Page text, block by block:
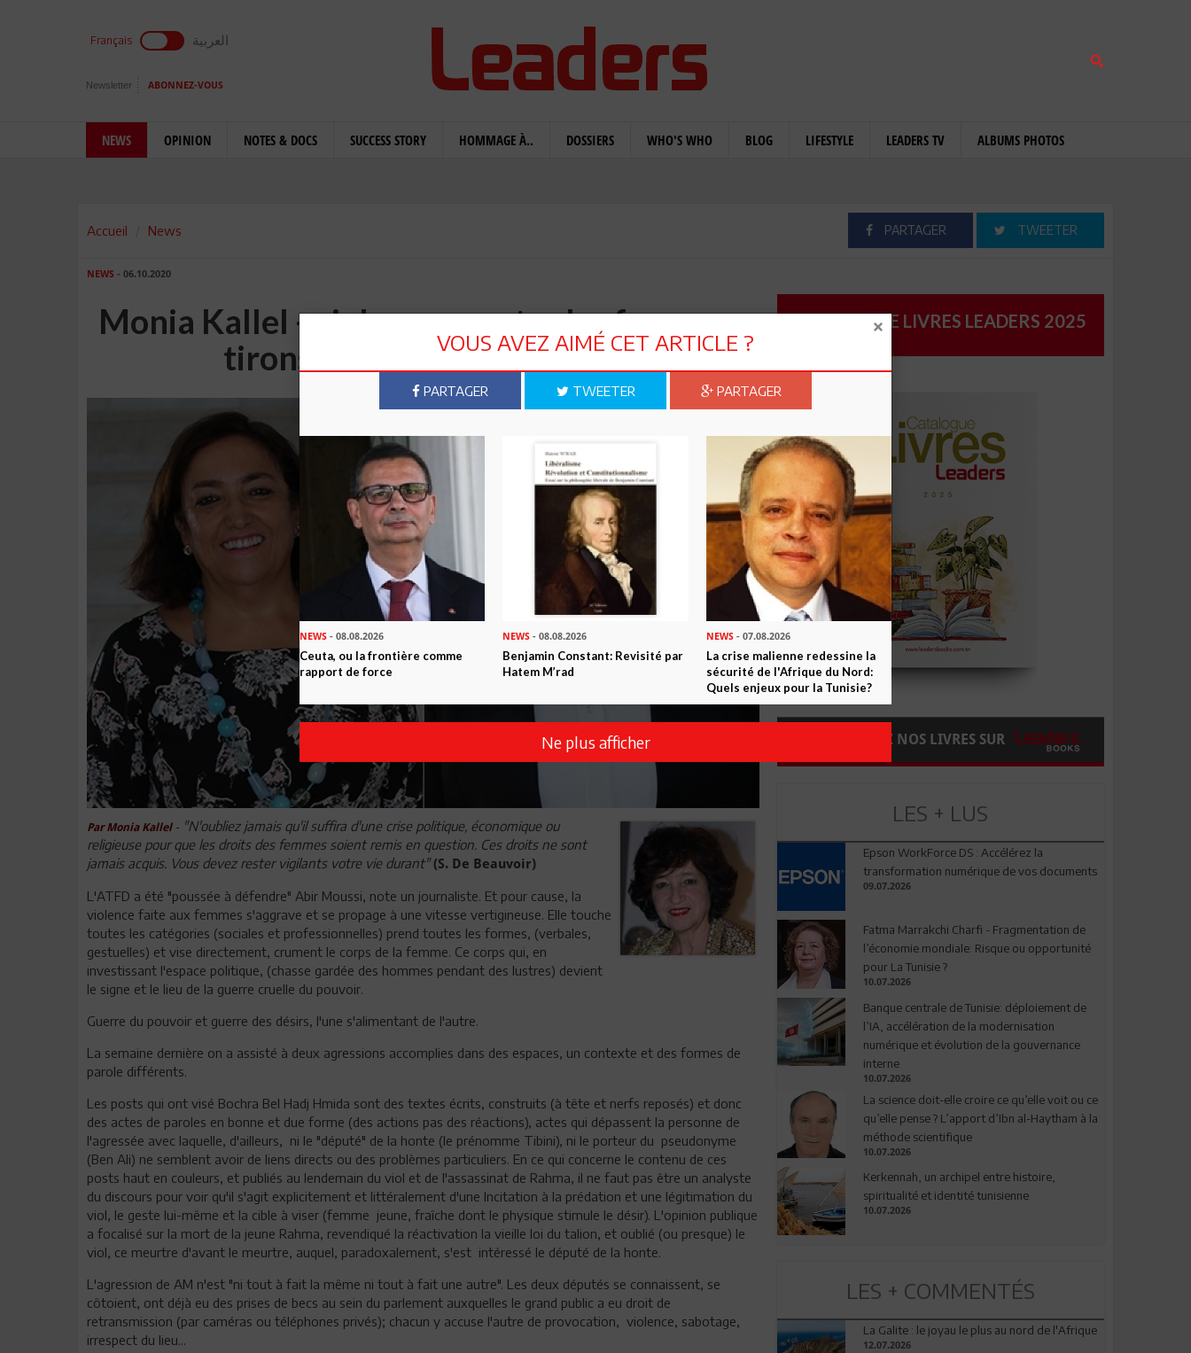
Français العربية
Newsletter ABONNEZ-VOUS
NEWS OPINION NOTES & DOCS SUCCESS STORY HOMMAGE À.. DOSSIERS WHO'S WHO BLOG LIFESTYLE LEADERS TV ALBUMS PHOTOS
Accueil News PARTAGER TWEETER
NEWS - 06.10.2020
Monia Kallel - violences contre les femmes :
tirons la sonnette d'alarme
Par Monia Kallel- "N'oubliez jamais qu'il suffira d'une crise politique, économique ou
religieuse pour que les droits des femmes soient remis en question. Ces droits ne sont
jamais acquis. Vous devez rester vigilants votre vie durant"(S. De Beauvoir)
L'ATFD a été "poussée à défendre" Abir Moussi, note un journaliste. Et pour cause, la
violence faite aux femmes s'aggrave et se propage à une vitesse vertigineuse. Elle touche
toutes les catégories (sociales et professionnelles) prend toutes les formes, (verbales,
gestuelles) et vise directement, crument le corps de la femme. Ce corps qui, en
investissant l'espace politique, (chasse gardée des hommes pendant des lustres) devient
le signe et le lieu de la guerre cruelle du pouvoir.
Guerre du pouvoir et guerre des désirs, l'une s'alimentant de l'autre.
La semaine dernière on a assisté à deux agressions accomplies dans des espaces, un contexte et des formes de
parole différents.
Les posts qui ont visé Bochra Bel Hadj Hmida sont des textes écrits, construits (à tête et nerfs reposés) et donc
des actes de paroles en bonne et due forme (des actions pas des réactions), actes qui dépassent la personne de
l'agressée avec laquelle, d'ailleurs, ni le "député" de la honte (le prénomme Tibini), ni le porteur du pseudonyme
(Ben Ali) ne semblent avoir de liens directs ou des problèmes particuliers. En ce qui concerne le contenu de ces
posts haut en couleurs, et publiés au lendemain du viol et de l'assassinat de Rahma, il ne faut pas être un analyste
du discours pour voir qu'il s'agit explicitement et littéralement d'une Incitation à la prédation et une légitimation du
viol, le geste lui-même et la cible à viser (femme jeune, fraîche dont le physique stimule le désir). L'opinion publique
a focalisé sur la mort de la jeune Rahma, revendiqué la réactivation la vieille loi du talion, et oublié (ou presque) le
viol, ce meurtre d'avant le meurtre, auquel, paradoxalement, s'est intéressé le député de la honte.
L'agression de AM n'est "ni tout à fait la même ni tout à fait une autre". Les deux députés se connaissent, se
côtoient, ont déjà eu des prises de becs au sein du parlement auxquelles le grand public a eu droit de
retransmission (par caméras ou téléphones privés); chacun y accuse l'autre de provocation, violence, sabotage,
irrespect du lieu...
CATALOGUE LIVRES LEADERS 2025
COMMANDEZ NOS LIVRES SUR
LES + LUS
Epson WorkForce DS : Accélérez la
transformation numérique de vos documents
09.07.2026
Fatma Marrakchi Charfi - Fragmentation de
l’économie mondiale: Risque ou opportunité
pour La Tunisie ?
10.07.2026
Banque centrale de Tunisie: déploiement de
l’IA, accélération de la modernisation
numérique et évolution de la gouvernance
interne
10.07.2026
La science doit-elle croire ce qu’elle voit ou ce
qu’elle pense ? L’apport d’Ibn al-Haytham à la
méthode scientifique
10.07.2026
Kerkennah, un archipel entre histoire,
spiritualité et identité tunisienne
10.07.2026
LES + COMMENTÉS
La Galite : le joyau le plus au nord de l'Afrique
12.07.2026
VOUS AVEZ AIMÉ CET ARTICLE ?
PARTAGER TWEETER PARTAGER
NEWS - 08.08.2026
Ceuta, ou la frontière comme
rapport de force
NEWS - 08.08.2026
Benjamin Constant: Revisité par
Hatem M’rad
NEWS- 07.08.2026
La crise malienne redessine la
sécurité de l'Afrique du Nord:
Quels enjeux pour la Tunisie?
Ne plus afficher